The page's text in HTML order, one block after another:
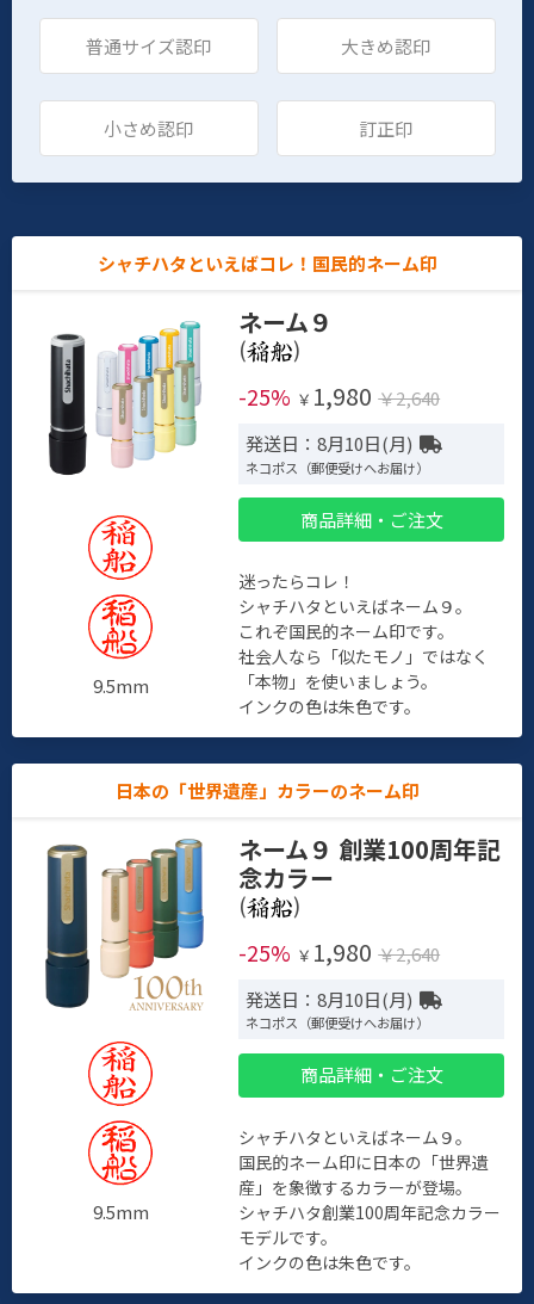
普通サイズ認印 大きめ認印
小さめ認印 訂正印
シャチハタといえばコレ！国民的ネーム印
9.5mm
ネーム９
(
)
-25% ￥ 1,980 ￥2,640
発送日：8月10日(月)
ネコポス（郵便受けへお届け）
商品詳細・ご注文
迷ったらコレ！
シャチハタといえばネーム９。
これぞ国民的ネーム印です。
社会人なら「似たモノ」ではなく
「本物」を使いましょう。
インクの色は朱色です。
日本の「世界遺産」カラーのネーム印
9.5mm
ネーム９ 創業100周年記
念カラー
(
)
-25% ￥ 1,980 ￥2,640
発送日：8月10日(月)
ネコポス（郵便受けへお届け）
商品詳細・ご注文
シャチハタといえばネーム９。
国民的ネーム印に日本の「世界遺
産」を象徴するカラーが登場。
シャチハタ創業100周年記念カラー
モデルです。
インクの色は朱色です。